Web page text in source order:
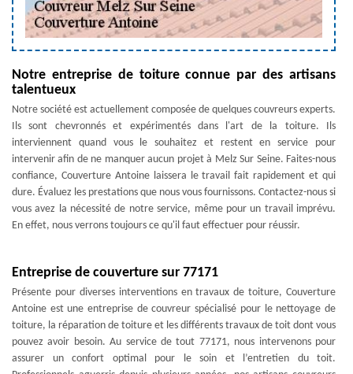
Notre entreprise de toiture connue par des artisans
talentueux
Notre société est actuellement composée de quelques couvreurs experts.
Ils sont chevronnés et expérimentés dans l'art de la toiture. Ils
interviennent quand vous le souhaitez et restent en service pour
intervenir afin de ne manquer aucun projet à Melz Sur Seine. Faites-nous
confiance, Couverture Antoine laissera le travail fait rapidement et qui
dure. Évaluez les prestations que nous vous fournissons. Contactez-nous si
vous avez la nécessité de notre service, même pour un travail imprévu.
En effet, nous verrons toujours ce qu'il faut effectuer pour réussir.
Entreprise de couverture sur 77171
Présente pour diverses interventions en travaux de toiture, Couverture
Antoine est une entreprise de couvreur spécialisé pour le nettoyage de
toiture, la réparation de toiture et les différents travaux de toit dont vous
pouvez avoir besoin. Au service de tout 77171, nous intervenons pour
assurer un confort optimal pour le soin et l’entretien du toit.